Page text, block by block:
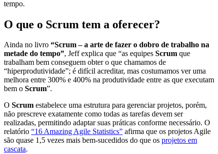
tempo.
O que o Scrum tem a oferecer?
Ainda no livro “Scrum – a arte de fazer o dobro de trabalho na
metade do tempo”, Jeff explica que “as equipes Scrum que
trabalham bem conseguem obter o que chamamos de
“hiperprodutividade”; é difícil acreditar, mas costumamos ver uma
melhora entre 300% e 400% na produtividade entre as que executam
bem o Scrum”.
O Scrum estabelece uma estrutura para gerenciar projetos, porém,
não prescreve exatamente como todas as tarefas devem ser
realizadas, permitindo adaptar suas práticas conforme necessário. O
relatório “16 Amazing Agile Statistics” afirma que os projetos Agile
são quase 1,5 vezes mais bem-sucedidos do que os projetos em
cascata.